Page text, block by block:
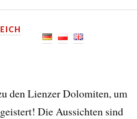
den Lienzer Dolomiten, um
Die Aussichten sind